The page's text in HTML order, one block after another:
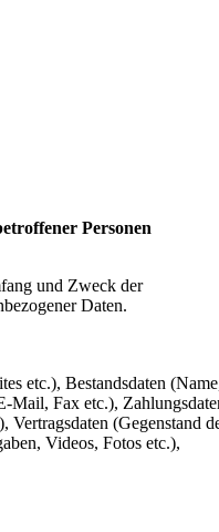
Personen
und Zweck der
Daten.
etc.), Bestandsdaten
Mail, Fax etc.),
(Gegenstand
Videos, Fotos etc.),